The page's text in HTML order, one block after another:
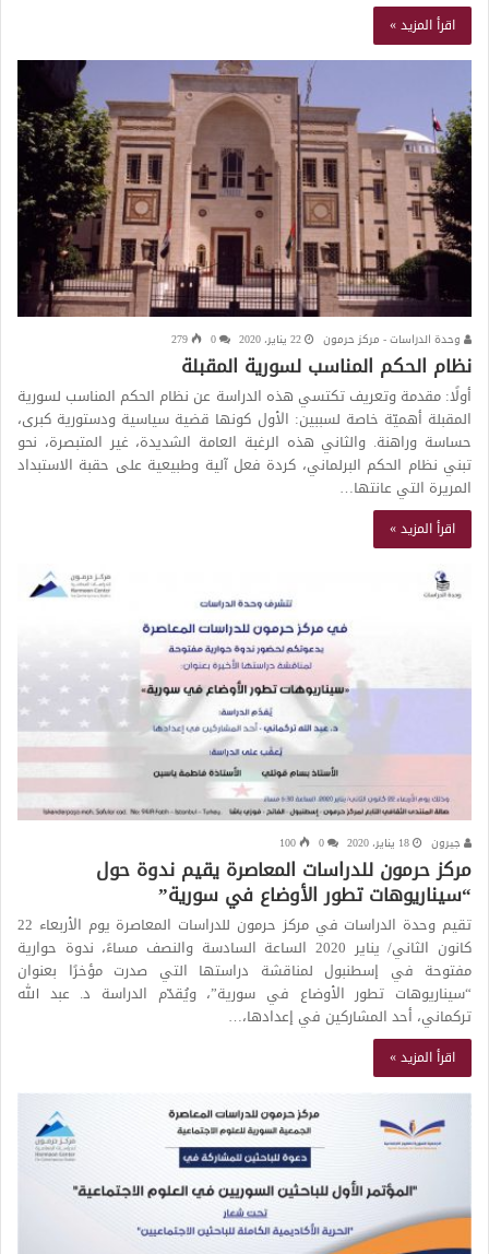
اقرأ المزيد »
وحدة الدراسات - مركز حرمون 22 يناير، 2020 279
نظام الحكم المناسب لسورية المقبلة
أولًا: مقدمة وتعريف تكتسي هذه الدراسة عن نظام الحكم المناسب لسورية
المقبلة أهميّة خاصة لسببين: الأول كونها قضية سياسية ودستورية كبرى،
حساسة وراهنة. والثاني هذه الرغبة العامة الشديدة، غير المتبصرة، نحو
تبني نظام الحكم البرلماني، كردة فعل آلية وطبيعية على حقبة الاستبداد
المريرة التي عانتها…
اقرأ المزيد »
جيرون 18 يناير، 2020 100
مركز حرمون للدراسات المعاصرة يقيم ندوة حول
“سيناريوهات تطور الأوضاع في سورية”
تقيم وحدة الدراسات في مركز حرمون للدراسات المعاصرة يوم الأربعاء 22
كانون الثاني/ يناير 2020 الساعة السادسة والنصف مساءً، ندوة حوارية
مفتوحة في إسطنبول لمناقشة دراستها التي صدرت مؤخرًا بعنوان
“سيناريوهات تطور الأوضاع في سورية”، ويُقدّم الدراسة د. عبد الله
تركماني، أحد المشاركين في إعدادها،…
اقرأ المزيد »